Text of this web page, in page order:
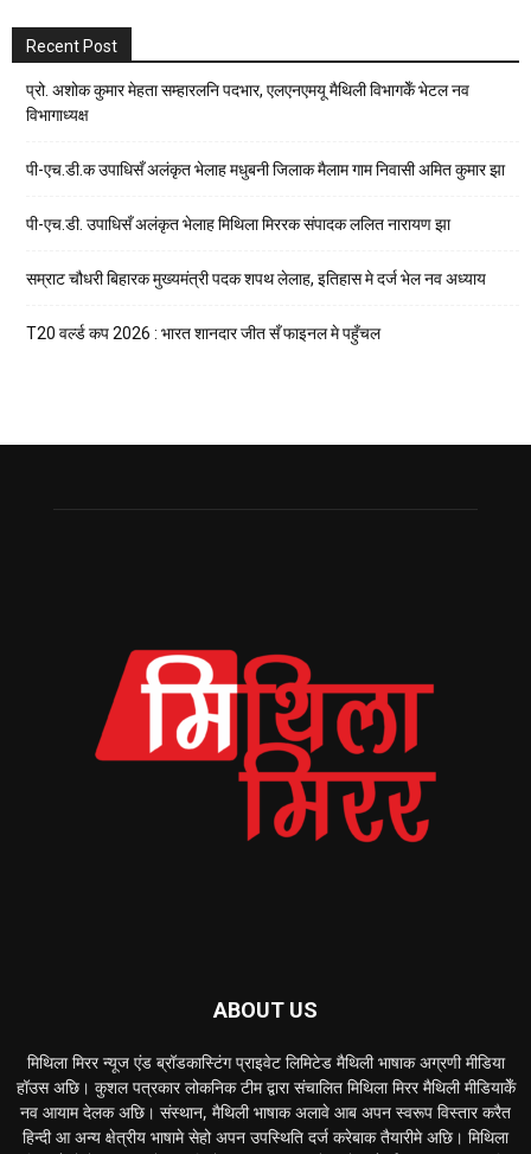
Recent Post
प्रो. अशोक कुमार मेहता सम्हारलनि पदभार, एलएनएमयू मैथिली विभागकेँ भेटल नव
विभागाध्यक्ष
पी-एच.डी.क उपाधिसँ अलंकृत भेलाह मधुबनी जिलाक मैलाम गाम निवासी अमित कुमार झा
पी-एच.डी. उपाधिसँ अलंकृत भेलाह मिथिला मिररक संपादक ललित नारायण झा
सम्राट चौधरी बिहारक मुख्यमंत्री पदक शपथ लेलाह, इतिहास मे दर्ज भेल नव अध्याय
T20 वर्ल्ड कप 2026 : भारत शानदार जीत सँ फाइनल मे पहुँचल
ABOUT US
मिथिला मिरर न्यूज एंड ब्रॉडकास्टिंग प्राइवेट लिमिटेड मैथिली भाषाक अग्रणी मीडिया
हॉउस अछि। कुशल पत्रकार लोकनिक टीम द्वारा संचालित मिथिला मिरर मैथिली मीडियाकेँ
नव आयाम देलक अछि। संस्थान, मैथिली भाषाक अलावे आब अपन स्वरूप विस्तार करैत
हिन्दी आ अन्य क्षेत्रीय भाषामे सेहो अपन उपस्थिति दर्ज करेबाक तैयारीमे अछि। मिथिला